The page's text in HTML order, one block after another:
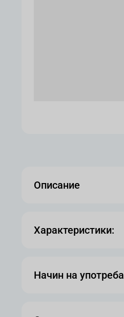
Описание
Характеристики:
Начин на употреба